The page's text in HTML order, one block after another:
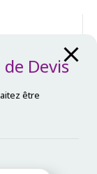
Devis
être